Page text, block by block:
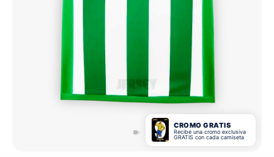
CROMO GRATIS
Recibe una cromo exclusiva
GRATIS con cada camiseta